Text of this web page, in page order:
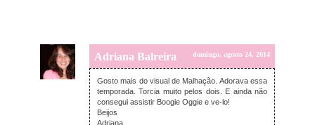
Adriana Balreira domingo, agosto 24, 2014
Gosto mais do visual de Malhação. Adorava essa
temporada. Torcia muito pelos dois. E ainda não
consegui assistir Boogie Oggie e ve-lo!
Beijos
Adriana